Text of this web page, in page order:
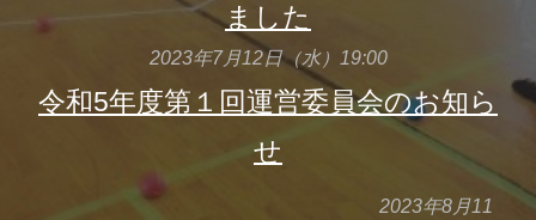
ました
2023年7月12日（水）19:00
令和5年度第１回運営委員会のお知ら
せ
2023年8 月11